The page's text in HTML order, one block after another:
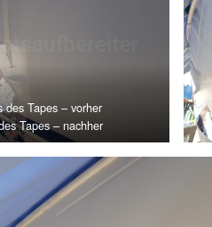
des Tapes – vorher
Tapes – nachher